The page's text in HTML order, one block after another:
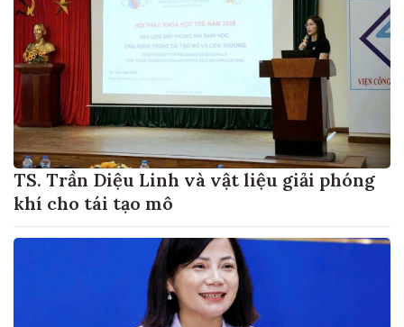
TS. Trần Diệu Linh và vật liệu giải phóng
khí cho tái tạo mô